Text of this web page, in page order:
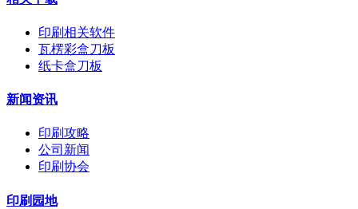
印刷相关软件
瓦楞彩盒刀板
纸卡盒刀板
新闻资讯
印刷攻略
公司新闻
印刷协会
印刷园地